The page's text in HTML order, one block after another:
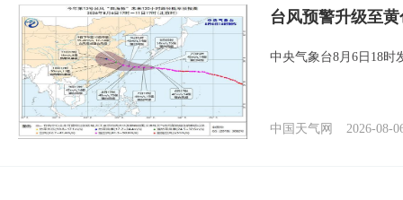
台风预警升级至
中央气象台8月6日18时
中国天气网 2026-08-